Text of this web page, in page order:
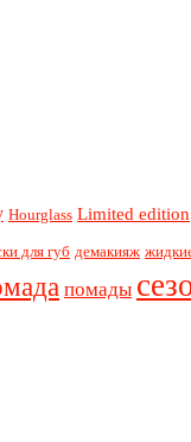
Hourglass Limited edition
для губ демакияж
помады